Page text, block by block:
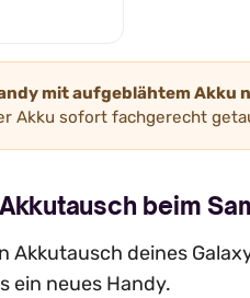
mit aufgeblähtem Akku
Akku sofort fachgerecht
beim
Akkutausch deines
ein neues Handy.